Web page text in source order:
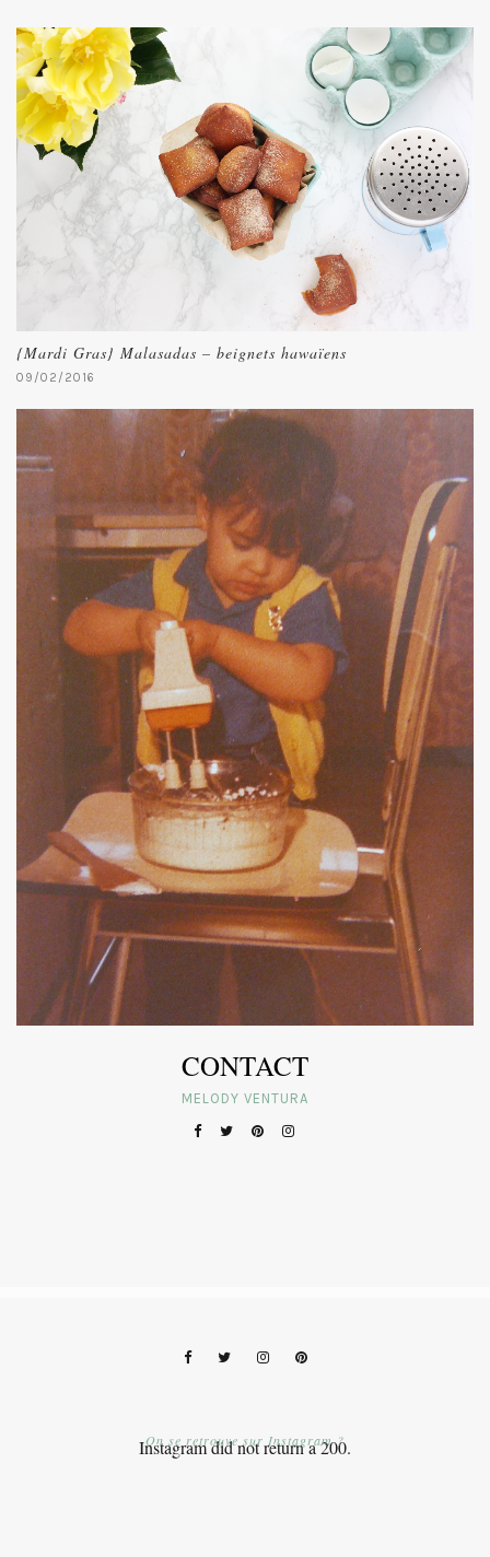
{Mardi Gras} Malasadas – beignets hawaïens
09/02/2016
CONTACT
MELODY VENTURA
Instagram did not return a 200.
On se retrouve sur Instagram ?